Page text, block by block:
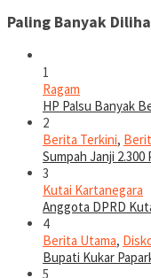
Paling Banyak
1
Ragam
HP Palsu Banyak
2
Berita Terkini,
Sumpah Janji
3
Kutai Kartanegara
Anggota DPRD
4
Berita Utama,
Bupati Kukar
5